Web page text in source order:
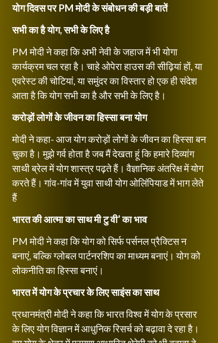
योग दिवस पर PM मोदी के संबोधन की बड़ी बातें
सभी का हैयोग, सभी के लिए है
PM मोदी ने कहा कि अभी नेवी के जहाज में भी योगा
कार्यक्रम चल रहा है। चाहे ओपेरा हाउस की सीढ़ियां हों, या
एवरेस्ट की चोटियां, या समुंदर का विस्तार हो एक ही संदेश
आता है कि योग सभी का है और सभी के लिए है।
करोड़ों लोगों के जीवन का हिस्सा बनायोग
मोदी ने कहा- आज योग करोड़ों लोगों के जीवन का हिस्सा बन
चुका है। मुझे गर्व होता है जब मैं देखता हूं कि हमारे दिव्यांग
साथी ब्रेल में योग शास्त्र पढ़ते हैं। वैज्ञानिक अंतरिक्ष में योग
करते हैं। गांव-गांव में युवा साथी योग ओलिंपियाड में भाग लेते
हैं
भारत की आत्मा का साथमी टु वी’ का भाव
PM मोदी ने कहा कि योग को सिर्फ पर्सनल प्रैक्टिस न
बनाएं, बल्कि ग्लोबल पार्टनरशिप का माध्यम बनाएं। योग को
लोकनीति का हिस्सा बनाएं।
भारत में योग के प्रचार के लिए साइंस का साथ
प्रधानमंत्री मोदी ने कहा कि भारत विश्व में योग के प्रसार
के लिए योग विज्ञान में आधुनिक रिसर्च को बढ़ावा दे रहा है।